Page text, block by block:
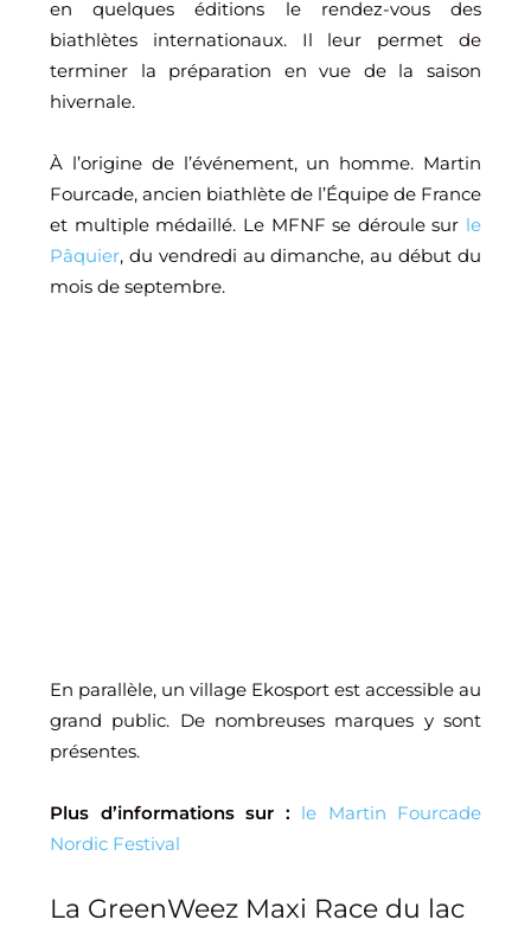
en quelques éditions le rendez-vous des
biathlètes internationaux. Il leur permet de
terminer la préparation en vue de la saison
hivernale.
À l’origine de l’événement, un homme. Martin
Fourcade, ancien biathlète de l’Équipe de France
et multiple médaillé. Le MFNF se déroule sur le
Pâquier, du vendredi au dimanche, au début du
mois de septembre.
En parallèle, un village Ekosport est accessible au
grand public. De nombreuses marques y sont
présentes.
Plus d’informations sur : le Martin Fourcade
Nordic Festival
La GreenWeez Maxi Race du lac